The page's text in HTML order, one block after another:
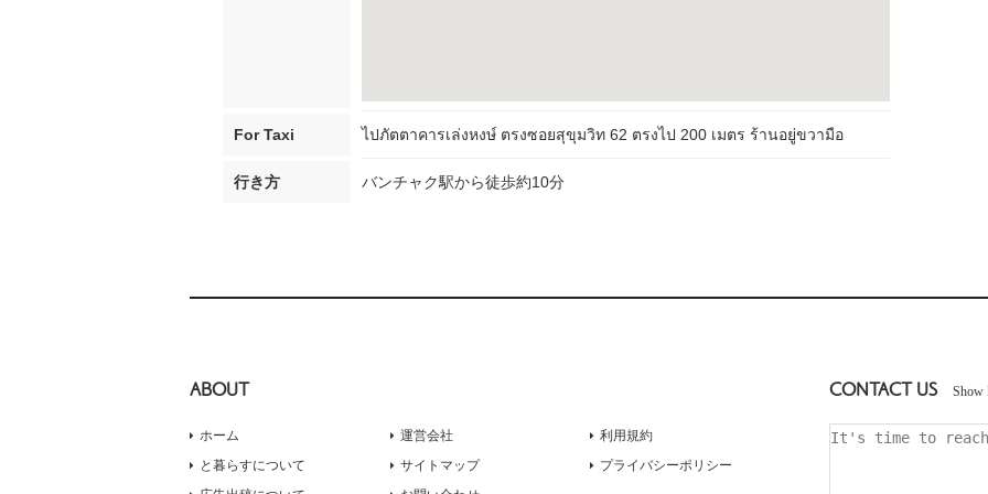
For Taxi ไปภัตตาคารเล่งหงษ์ ตรงซอยสุขุมวิท 62 ตรงไป 200 เมตร ร้านอยู่ขวามือ
行き方 バンチャク駅から徒歩約10分
ABOUT
ホーム
と暮らすについて
運営会社
サイトマップ
利用規約
プライバシーポリシー
CONTACT US Show